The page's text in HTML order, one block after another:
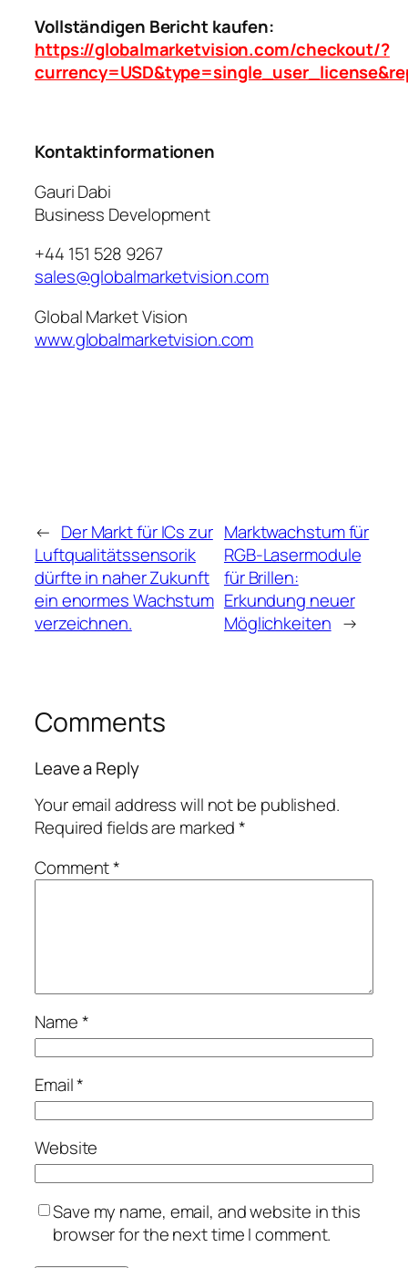
Vollständigen Bericht kaufen:
https://globalmarketvision.com/checkout/?
Kontaktinformationen
Gauri Dabi
Business Development
+44 151 528 9267
sales@globalmarketvision.com
Global Market Vision
www.globalmarketvision.com
← Der Markt für ICs zur
Luftqualitätssensorik
dürfte in naher Zukunft
ein enormes Wachstum
verzeichnen.
Marktwachstum für
RGB-Lasermodule
für Brillen:
Erkundung neuer
Möglichkeiten →
Comments
Leave a Reply
Your email address will not be published.
Required fields are marked*
Comment*
Name*
Email*
Website
Save my name, email, and website in this
browser for the next time I comment.